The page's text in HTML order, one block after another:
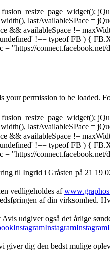
lastAvailableSPace =
&& availableSpace !=
!== typeof FB ) {
= "https://
your permission to be loaded.
lastAvailableSPace =
&& availableSpace !=
!== typeof FB ) {
= "https://
til Ingrid i Gråsten på 21
vedligeholdes af
af din virksomhed.
udgiver også det årlige
InstagramInstagramInstagram
giver dig den bedst mulige